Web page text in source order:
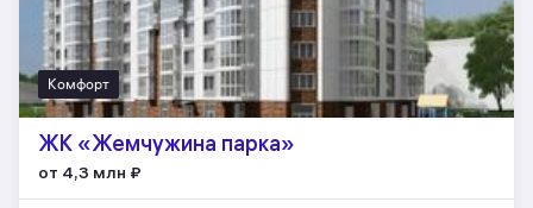
Комфорт
ЖК «Жемчужина парка»
от 4,3 млн ₽